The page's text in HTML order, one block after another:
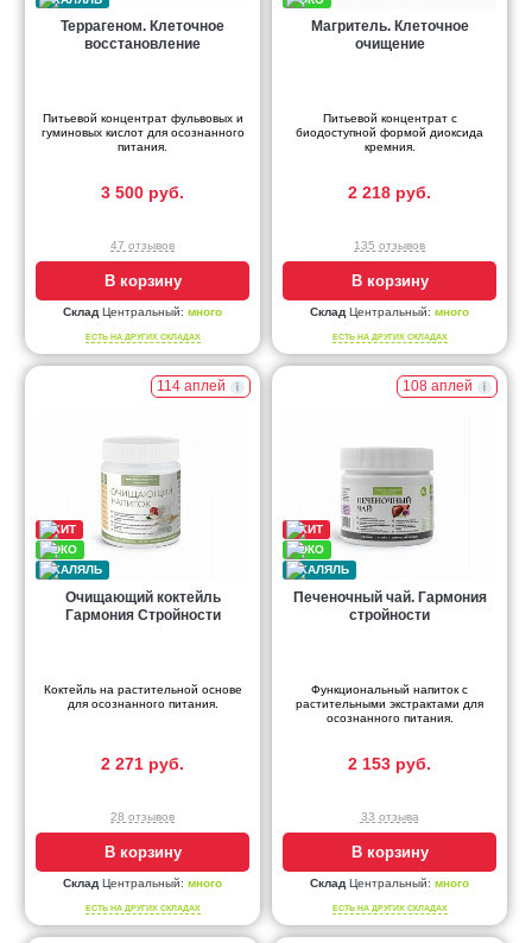
Террагеном. Клеточное
восстановление
Питьевой концентрат фульвовых и
гуминовых кислот для осознанного
питания.
3 500 руб.
47 отзывов
В корзину
СкладЦентральный: много
ЕСТЬ НА ДРУГИХ СКЛАДАХ
Магритель. Клеточное
очищение
Питьевой концентрат с
биодоступной формой диоксида
кремния.
2 218 руб.
135 отзывов
В корзину
СкладЦентральный: много
ЕСТЬ НА ДРУГИХ СКЛАДАХ
114 аплей
Очищающий коктейль
Гармония Стройности
Коктейль на растительной основе
для осознанного питания.
2 271 руб.
28 отзывов
В корзину
Склад Центральный: много
ЕСТЬ НА ДРУГИХ СКЛАДАХ
108 аплей
Печеночный чай. Гармония
стройности
Функциональный напиток с
растительными экстрактами для
осознанного питания.
2 153 руб.
33 отзыва
В корзину
Склад Центральный: много
ЕСТЬ НА ДРУГИХ СКЛАДАХ